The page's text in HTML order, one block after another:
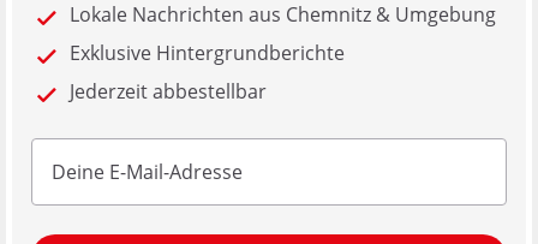
Lokale Nachrichten aus Chemnitz & Umgebung
Exklusive Hintergrundberichte
Jederzeit abbestellbar